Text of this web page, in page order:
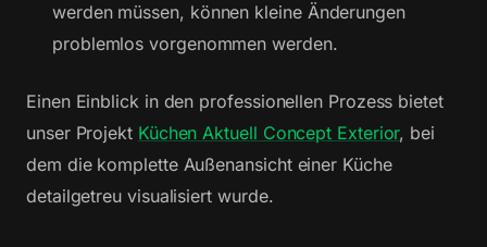
werden müssen, können kleine Änderungen
problemlos vorgenommen werden.
Einen Einblick in den professionellen Prozess bietet
unser Projekt Küchen Aktuell Concept Exterior, bei
dem die komplette Außenansicht einer Küche
detailgetreu visualisiert wurde.